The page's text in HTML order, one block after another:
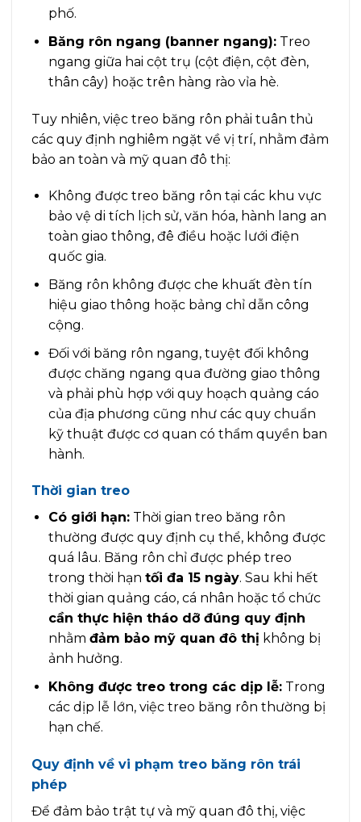
phố.
Băng rôn ngang (banner ngang):Treo
ngang giữa hai cột trụ (cột điện, cột đèn,
thân cây) hoặc trên hàng rào vỉa hè.
Tuy nhiên, việc treo băng rôn phải tuân thủ
các quy định nghiêm ngặt về vị trí, nhằm đảm
bảo an toàn và mỹ quan đô thị:
Không được treo băng rôn tại các khu vực
bảo vệ di tích lịch sử, văn hóa, hành lang an
toàn giao thông, đê điều hoặc lưới điện
quốc gia.
Băng rôn không được che khuất đèn tín
hiệu giao thông hoặc bảng chỉ dẫn công
cộng.
Đối với băng rôn ngang, tuyệt đối không
được chăng ngang qua đường giao thông
và phải phù hợp với quy hoạch quảng cáo
của địa phương cũng như các quy chuẩn
kỹ thuật được cơ quan có thẩm quyền ban
hành.
Thời gian treo
Có giới hạn:Thời gian treo băng rôn
thường được quy định cụ thể, không được
quá lâu. Băng rôn chỉ được phép treo
trong thời hạn tối đa 15 ngày. Sau khi hết
thời gian quảng cáo, cá nhân hoặc tổ chức
cần thực hiện tháo dỡ đúng quy định
nhằm đảm bảo mỹ quan đô thị không bị
ảnh hưởng.
Không được treo trong các dịp lễ:Trong
các dịp lễ lớn, việc treo băng rôn thường bị
hạn chế.
Quy định về vi phạm treo băng rôn trái
phép
Để đảm bảo trật tự và mỹ quan đô thị, việc